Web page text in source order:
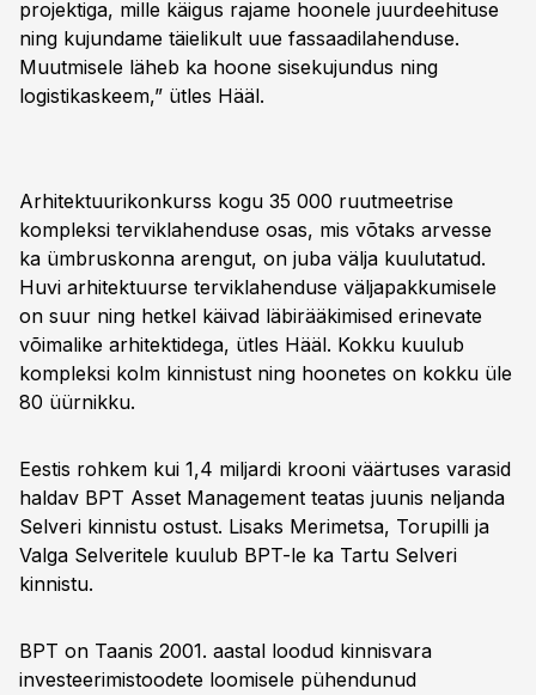
projektiga, mille käigus rajame hoonele juurdeehituse
ning kujundame täielikult uue fassaadilahenduse.
Muutmisele läheb ka hoone sisekujundus ning
logistikaskeem,” ütles Hääl.
Arhitektuurikonkurss kogu 35 000 ruutmeetrise
kompleksi terviklahenduse osas, mis võtaks arvesse
ka ümbruskonna arengut, on juba välja kuulutatud.
Huvi arhitektuurse terviklahenduse väljapakkumisele
on suur ning hetkel käivad läbirääkimised erinevate
võimalike arhitektidega, ütles Hääl. Kokku kuulub
kompleksi kolm kinnistust ning hoonetes on kokku üle
80 üürnikku.
Eestis rohkem kui 1,4 miljardi krooni väärtuses varasid
haldav BPT Asset Management teatas juunis neljanda
Selveri kinnistu ostust. Lisaks Merimetsa, Torupilli ja
Valga Selveritele kuulub BPT-le ka Tartu Selveri
kinnistu.
BPT on Taanis 2001. aastal loodud kinnisvara
investeerimistoodete loomisele pühendunud